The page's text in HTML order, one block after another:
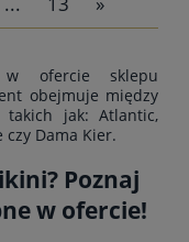
ofercie sklepu
obejmuje między
takich jak: Atlantic,
czy Dama Kier.
Poznaj
w ofercie!